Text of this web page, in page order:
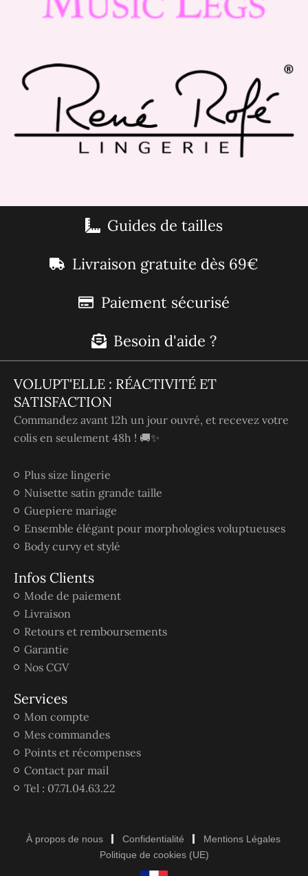
Guides de tailles
Livraison gratuite dès 69€
Paiement sécurisé
Besoin d'aide ?
VOLUPT'ELLE : RÉACTIVITÉ ET
SATISFACTION
Commandez avant 12h un jour ouvré, et recevez votre
colis en seulement 48h ! 🚚✨
Plus size lingerie
Nuisette satin grande taille
Guepiere mariage
Ensemble élégant pour morphologies voluptueuses
Body curvy et stylé
Infos Clients
Mode de paiement
Livraison
Retours et remboursements
Garantie
Nos CGV
Services
Mon compte
Mes commandes
Points et récompenses
Contact par mail
Tel : 07.71.04.63.22
À propos de nous Confidentialité
Mentions Légales
Politique de cookies (UE)